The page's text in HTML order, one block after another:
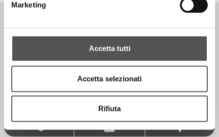
Marketing
Accetta tutti
Accetta selezionati
Rifiuta
COPYRIGHT © 1996-2026 SIGLACOM - ALL RIGHTS RESERVED. - P.IVA
[PRIVACY POLICY]
[MODIFICA IMPOSTAZIONI COOKIE]